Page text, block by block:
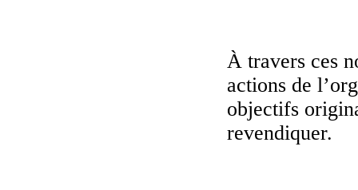
À travers ces
actions de
objectifs
revendiquer.